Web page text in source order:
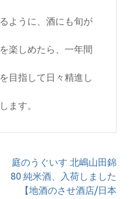
ように、酒にも旬が
楽しめたら、一年間
目指して日々精進し
ます。
庭のうぐいす 北嶋山田錦
80 純米酒、入荷しました
【地酒のさせ酒店/日本